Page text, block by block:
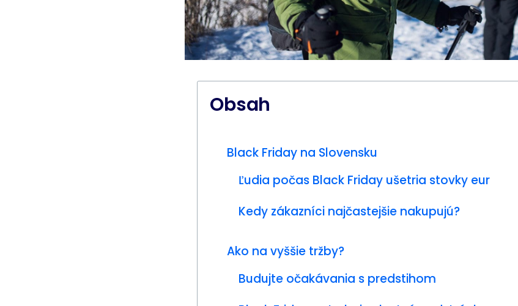
Obsah
Black Friday na Slovensku
Ľudia počas Black Friday ušetria stovky eur
Kedy zákazníci najčastejšie nakupujú?
Ako na vyššie tržby?
Budujte očakávania s predstihom